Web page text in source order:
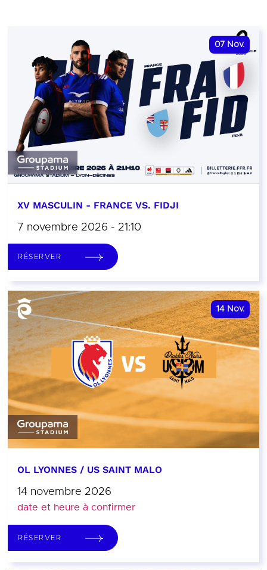
07 Nov.
XV MASCULIN - FRANCE VS. FIDJI
7 novembre 2026 - 21:10
RÉSERVER
14 Nov.
OL LYONNES / US SAINT MALO
14 novembre 2026
date et heure à confirmer
RÉSERVER